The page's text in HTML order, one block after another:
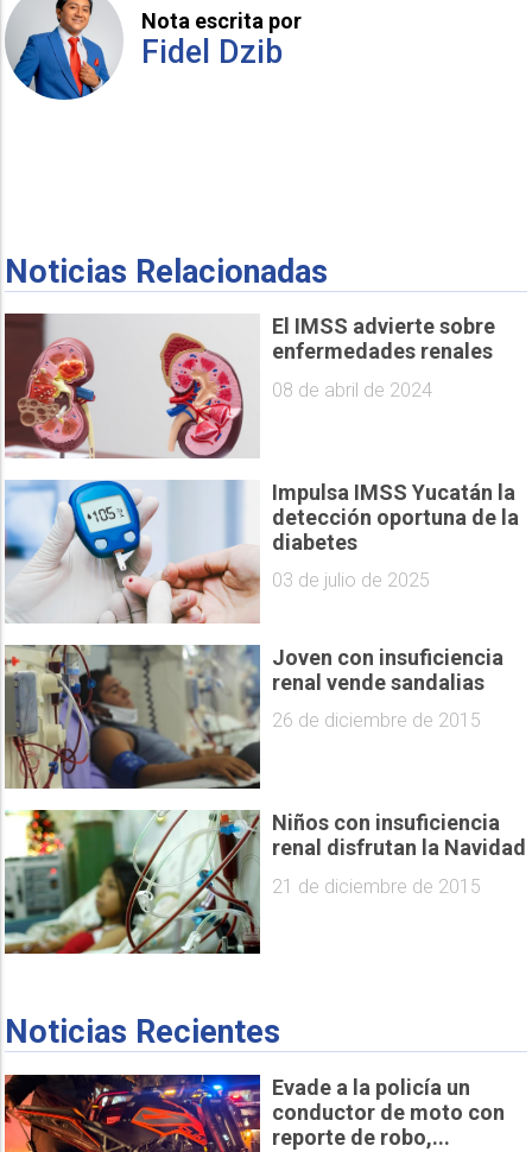
Nota escrita por
Fidel Dzib
Noticias Relacionadas
El IMSS advierte sobre
enfermedades renales
08 de abril de 2024
Impulsa IMSS Yucatán la
detección oportuna de la
diabetes
03 de julio de 2025
Joven con insuficiencia
renal vende sandalias
26 de diciembre de 2015
Niños con insuficiencia
renal disfrutan la Navidad
21 de diciembre de 2015
Noticias Recientes
Evade a la policía un
conductor de moto con
reporte de robo,...